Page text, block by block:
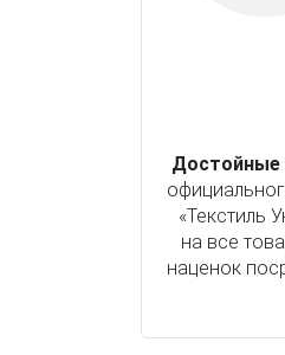
Достойные
«Текстиль
на все
наценок